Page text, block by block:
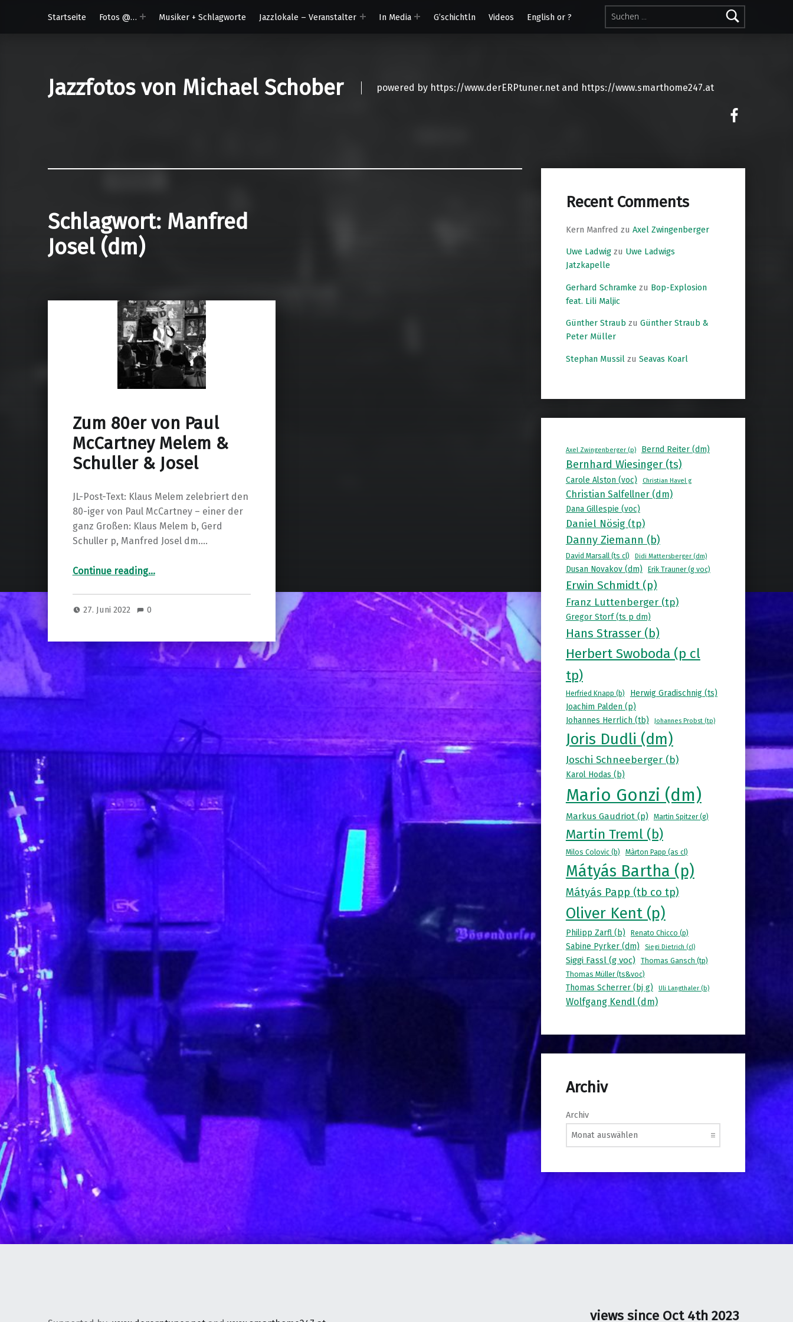
Suchen nach:
Startseite
Fotos @… Musiker + Schlagworte Jazzlokale – Veranstalter In Media G’schichtln Videos English or ?
Jazzfotos von Michael Schober powered by https://www.derERPtuner.net and https://www.smarthome247.at
Schlagwort: Manfred
Josel (dm)
Zum 80er von Paul
McCartney Melem &
Schuller & Josel
JL-Post-Text: Klaus Melem zelebriert den
80-iger von Paul McCartney – einer der
ganz Großen: Klaus Melem b, Gerd
Schuller p, Manfred Josel dm.…
Continue reading“Zum 80er von Paul McCartney Melem & Schuller & Josel”
…
27. Juni 2022 0
Recent Comments
Kern Manfred zu Axel Zwingenberger
Uwe Ladwigzu Uwe Ladwigs
Jatzkapelle
Gerhard Schramkezu Bop-Explosion
feat. Lili Maljic
Günther Straub zu Günther Straub &
Peter Müller
Stephan Mussil zu Seavas Koarl
Axel Zwingenberger (p) Bernd Reiter (dm)
Bernhard Wiesinger (ts)
Carole Alston (voc) Christian Havel g
Christian Salfellner (dm)
Dana Gillespie (voc)
Daniel Nösig (tp)
Danny Ziemann (b)
David Marsall (ts cl) Didi Mattersberger (dm)
Dusan Novakov (dm) Erik Trauner (g voc)
Erwin Schmidt (p)
Franz Luttenberger (tp)
Gregor Storf (ts p dm)
Hans Strasser (b)
Herbert Swoboda (p cl
tp)
Herfried Knapp (b)
Herwig Gradischnig (ts)
Joachim Palden (p)
Johannes Herrlich (tb)
Johannes Probst (tp)
Joris Dudli (dm)
Joschi Schneeberger (b)
Karol Hodas (b)
Mario Gonzi (dm)
Markus Gaudriot (p) Martin Spitzer (g)
Martin Treml (b)
Milos Colovic (b) Màrton Papp (as cl)
Mátyás Bartha (p)
Mátyás Papp (tb co tp)
Oliver Kent (p)
Philipp Zarfl (b) Renato Chicco (p)
Sabine Pyrker (dm) Siegi Dietrich (cl)
Siggi Fassl (g voc)
Thomas Gansch (tp)
Thomas Müller (ts&voc)
Thomas Scherrer (bj g) Uli Langthaler (b)
Wolfgang Kendl (dm)
Archiv
Archiv
views since Oct 4th 2023